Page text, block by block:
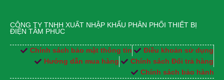
CÔNG TY TNHH XUẤT NHẬP KHẨU PHÂN PHỐI THIẾT BỊ
ĐIỆN TÂM PHÚC
Chính sách bảo mật thông tin
Điều khoản sử dụng
Hướng dẫn mua hàng
Chính sách Đổi trả hàng
Chính sách bảo hành